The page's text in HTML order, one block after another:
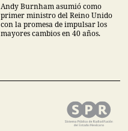
Andy Burnham asumió como
primer ministro del Reino Unido
con la promesa de impulsar los
mayores cambios en 40 años.